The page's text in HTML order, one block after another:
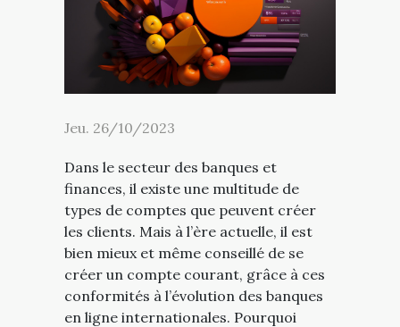
Jeu. 26/10/2023
Dans le secteur des banques et
finances, il existe une multitude de
types de comptes que peuvent créer
les clients. Mais à l’ère actuelle, il est
bien mieux et même conseillé de se
créer un compte courant, grâce à ces
conformités à l’évolution des banques
en ligne internationales. Pourquoi